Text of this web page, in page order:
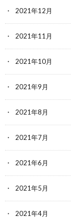
2021年12月
2021年11月
2021年10月
2021年9月
2021年8月
2021年7月
2021年6月
2021年5月
2021年4月